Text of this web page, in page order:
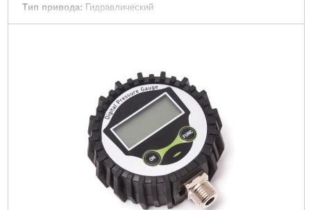
Тип привода: Гидравлический
Усилие обжима: 100 т